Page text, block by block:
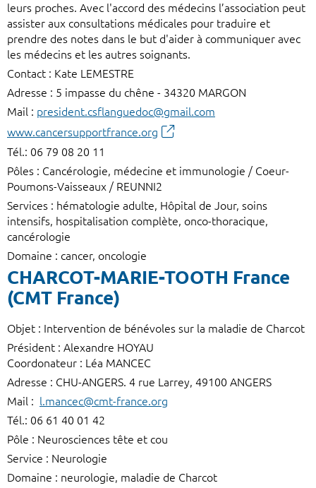
leurs proches. Avec l'accord des médecins l’association peut
assister aux consultations médicales pour traduire et
prendre des notes dans le but d'aider à communiquer avec
les médecins et les autres soignants.
Contact : Kate LEMESTRE
Adresse : 5 impasse du chêne - 34320 MARGON
Mail : president.csflanguedoc@gmail.com
www.cancersupportfrance.org
Tél.: 06 79 08 20 11
Pôles : Cancérologie, médecine et immunologie / Coeur-
Poumons-Vaisseaux / REUNNI2
Services : hématologie adulte, Hôpital de Jour, soins
intensifs, hospitalisation complète, onco-thoracique,
cancérologie
Domaine : cancer, oncologie
CHARCOT-MARIE-TOOTH France
(CMT France)
Objet : Intervention de bénévoles sur la maladie de Charcot
Président : Alexandre HOYAU
Coordonateur : Léa MANCEC
Adresse : CHU-ANGERS. 4 rue Larrey, 49100 ANGERS
Mail : l.mancec@cmt-france.org
Tél.: 06 61 40 01 42
Pôle : Neurosciences tête et cou
Service : Neurologie
Domaine : neurologie, maladie de Charcot